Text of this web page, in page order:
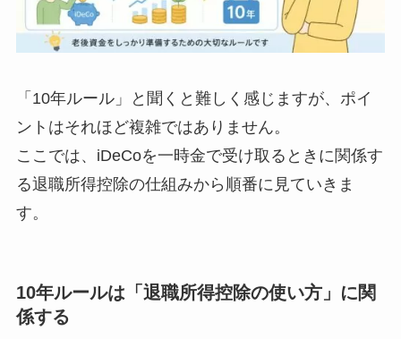
「10年ルール」と聞くと難しく感じますが、ポイ
ントはそれほど複雑ではありません。
ここでは、iDeCoを一時金で受け取るときに関係す
る退職所得控除の仕組みから順番に見ていきま
す。
10年ルールは「退職所得控除の使い方」に関
係する